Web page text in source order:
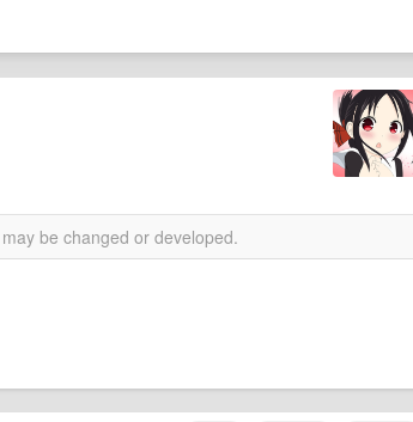
be changed or developed.